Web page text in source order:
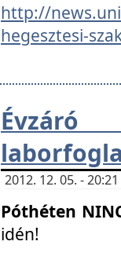
http://
hegesztesi-
2012. 12. 05. -
Póthéten
idén!